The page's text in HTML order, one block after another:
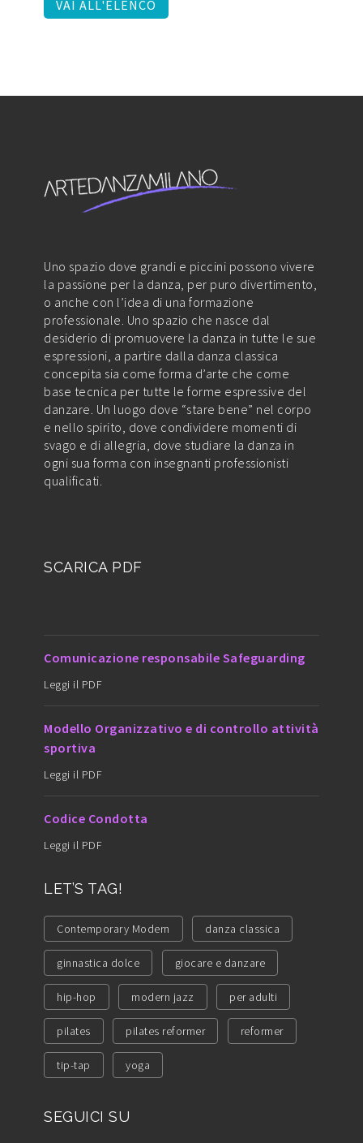
VAI ALL'ELENCO
Uno spazio dove grandi e piccini possono vivere
la passione per la danza, per puro divertimento,
o anche con l’idea di una formazione
professionale. Uno spazio che nasce dal
desiderio di promuovere la danza in tutte le sue
espressioni, a partire dalla danza classica
concepita sia come forma d’arte che come
base tecnica per tutte le forme espressive del
danzare. Un luogo dove “stare bene” nel corpo
e nello spirito, dove condividere momenti di
svago e di allegria, dove studiare la danza in
ogni sua forma con insegnanti professionisti
qualificati.
SCARICA PDF
Comunicazione responsabile Safeguarding
Leggi il PDF
Modello Organizzativo e di controllo attività
sportiva
Leggi il PDF
Codice Condotta
Leggi il PDF
LET’S TAG!
Contemporary Modern danza classica
ginnastica dolce giocare e danzare
hip-hop modern jazz per adulti
pilates pilates reformer reformer
tip-tap yoga
SEGUICI SU